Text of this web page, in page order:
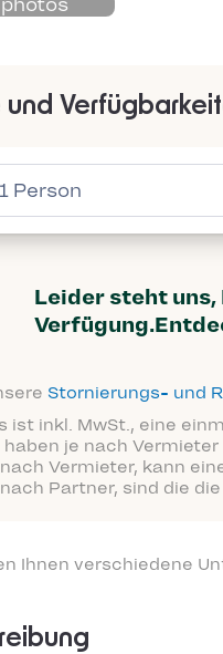
photos
und
Leider steht
Stornierungs- und
ist inkl. MwSt., eine
haben je nach
Vermieter, kann
Partner, sind die
Ihnen verschiedene